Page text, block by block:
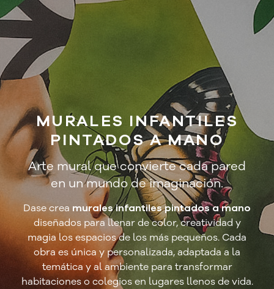
MURALES INFANTILES
PINTADOS A MANO
Arte mural que convierte cada pared
en un mundo de imaginación.
Dase crea murales infantiles pintados a mano
diseñados para llenar de color, creatividad y
magia los espacios de los más pequeños. Cada
obra es única y personalizada, adaptada a la
temática y al ambiente para transformar
habitaciones o colegios en lugares llenos de vida.